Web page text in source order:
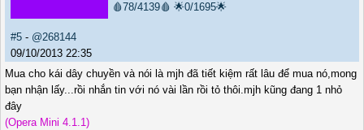
🩸78/4139🩸 🌟0/1695🌟
#5 - @268144
09/10/2013 22:35
Mua cho kái dây chuyền và nói là mjh đã tiết kiệm rất lâu để mua nó,mong
bạn nhận lấy...rồi nhắn tin với nó vài lần rồi tỏ thôi.mjh kũng đang 1 nhỏ
đây
(Opera Mini 4.1.1)